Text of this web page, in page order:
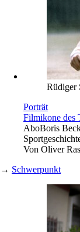
Rüdiger
Porträt
Filmikone des
AboBoris
Von Oliver
→ Schwerpunkt